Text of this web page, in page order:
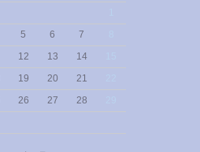
5 6 7
12 13 14
19 20 21
26 27 28